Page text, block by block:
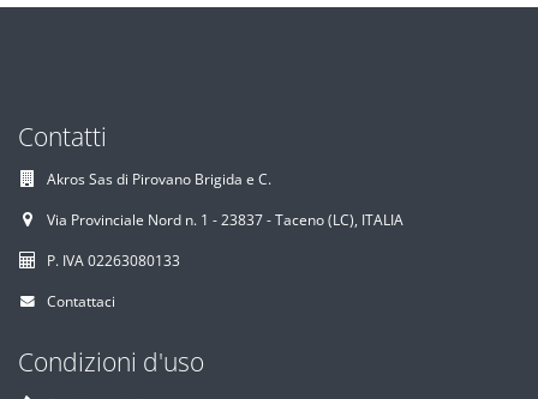
Contatti
Akros Sas di Pirovano Brigida e C.
Via Provinciale Nord n. 1 - 23837 - Taceno (LC), ITALIA
P. IVA 02263080133
Contattaci
Condizioni d'uso